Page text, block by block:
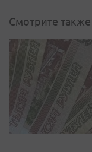
Смотрите также